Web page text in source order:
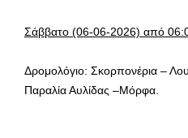
Σάββατο (06-06-2026) από
Δρομολόγιο: Σκορπονέρια –
Παραλία Αυλίδας –Μόρφα.